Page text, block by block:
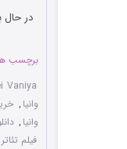
در حال
برچسب
Vaniya
وانیا ,
وانیا ,
فیلم